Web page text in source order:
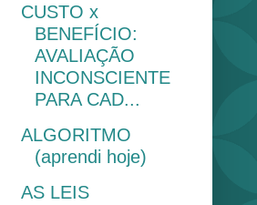
CUSTO x
BENEFÍCIO:
AVALIAÇÃO
INCONSCIENTE
PARA CAD...
ALGORITMO
(aprendi hoje)
AS LEIS